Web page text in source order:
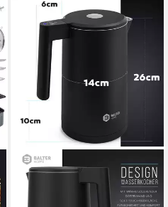
BALTER
Wasserkocher Wasserkocher
WK-05BT, 1800 W, LCD-